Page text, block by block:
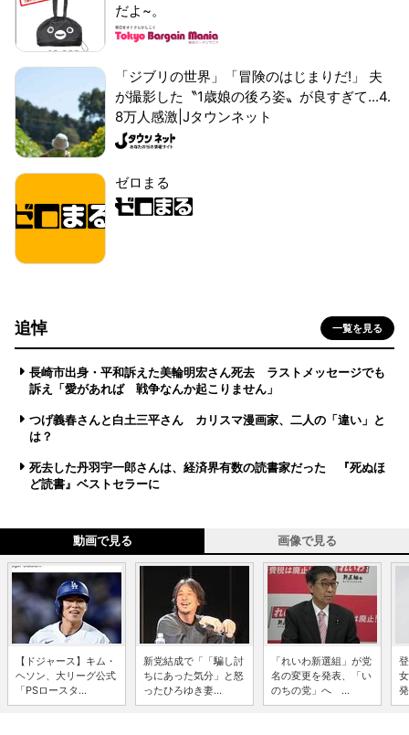
だよ~。
「ジブリの世界」「冒険のはじまりだ!」 夫
が撮影した〝1歳娘の後ろ姿〟が良すぎて...4.
8万人感激|Jタウンネット
ゼロまる
追悼 一覧を見る
長崎市出身・平和訴えた美輪明宏さん死去 ラストメッセージでも
訴え「愛があれば 戦争なんか起こりません」
つげ義春さんと白土三平さん カリスマ漫画家、二人の「違い」と
は？
死去した丹羽宇一郎さんは、経済界有数の読書家だった 『死ぬほ
ど読書』ベストセラーに
動画で見る 画像で見る
【ドジャース】キム・
ヘソン、大リーグ公式
「PSロースタ...
新党結成で「「騙し討
ちにあった気分」と怒
ったひろゆき妻...
「れいわ新選組」が党
名の変更を発表、「い
のちの党」へ ...